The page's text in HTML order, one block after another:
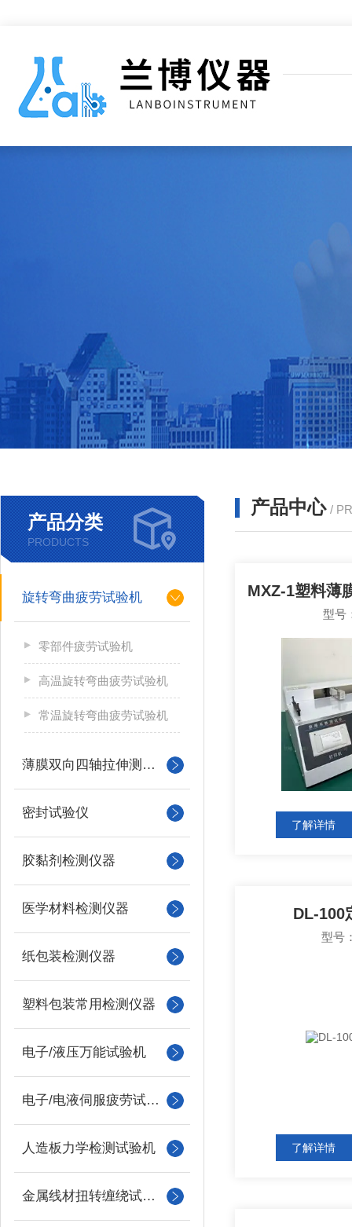
产品分类
PRODUCTS
旋转弯曲疲劳试验机
零部件疲劳试验机
高温旋转弯曲疲劳试验机
常温旋转弯曲疲劳试验机
薄膜双向四轴拉伸测试系统
密封试验仪
胶黏剂检测仪器
医学材料检测仪器
纸包装检测仪器
塑料包装常用检测仪器
电子/液压万能试验机
电子/电液伺服疲劳试验机
人造板力学检测试验机
金属线材扭转缠绕试验机
产品中心 /
型号
了解详情
DL-100
型号
了解详情